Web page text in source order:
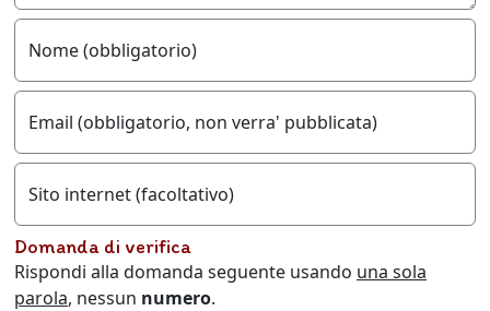
Nome (obbligatorio)
Email (obbligatorio, non verra' pubblicata)
Sito internet (facoltativo)
Domanda di verifica
Rispondi alla domanda seguente usando una sola
parola, nessun numero.